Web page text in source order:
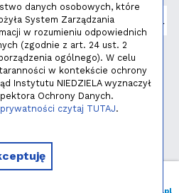
prywatności
- Instytut NIEDZIELA
niedziela.pl
danych osobowych, które
System Zarządzania
w rozumieniu odpowiednich
(zgodnie z art. 24 ust. 2
ogólnego). W celu
w kontekście ochrony
Instytutu NIEDZIELA wyznaczył
Ochrony Danych.
czytaj TUTAJ.